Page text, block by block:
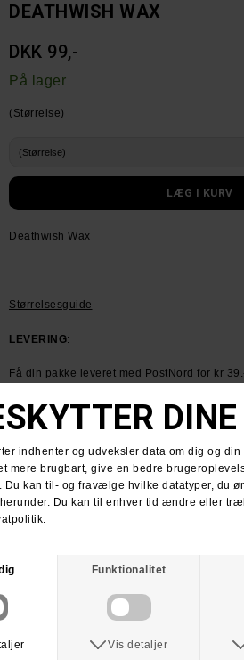
DEATHWISH WAX
DKK 99,-
På lager
(Størrelse)
Deathwish Wax
Størrelsesguide
LEVERING:
Få din pakke leveret med PostNord for kr
HUSK GRATIS FRAGT VED KØB OVER KR.
Du har altid 30 dages returret fra den dag
Du kan vælge at få dine penge retur eller vi
For mere informationklik her.
ANDRE KØBTE